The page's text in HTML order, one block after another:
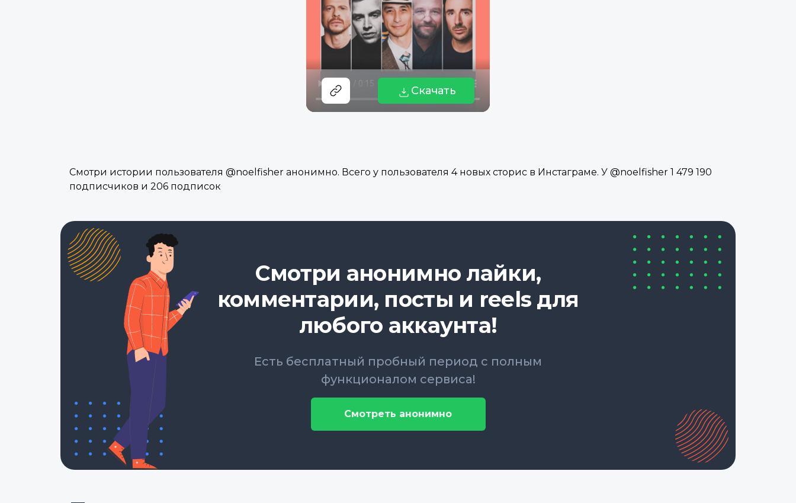
Скачать
Смотри истории пользователя @noelfisher анонимно. Всего у пользователя 4 новых сторис в Инстаграме. У @noelfisher 1 479 190
подписчиков и 206 подписок
Смотри анонимно лайки,
комментарии, посты и reels для
любого аккаунта!
Есть бесплатный пробный период с полным
функционалом сервиса!
Смотреть анонимно